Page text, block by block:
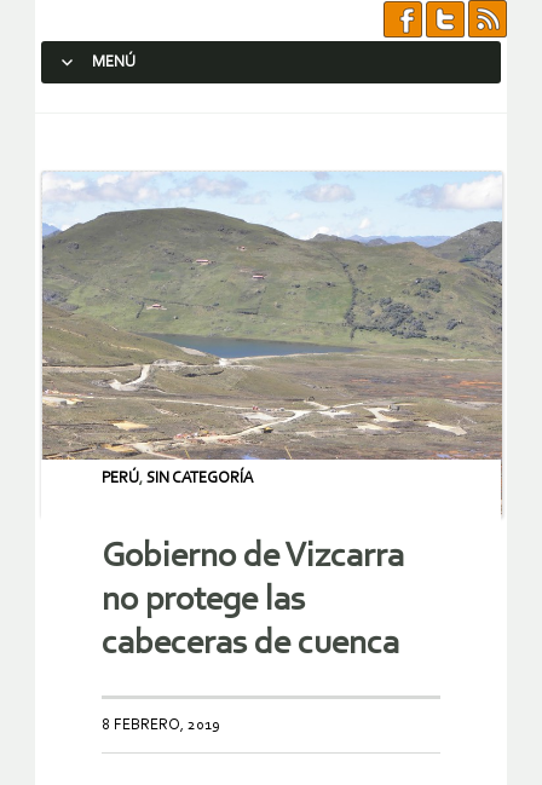
MENÚ
PERÚ, SIN CATEGORÍA
Gobierno de Vizcarra
no protege las
cabeceras de cuenca
8 FEBRERO, 2019